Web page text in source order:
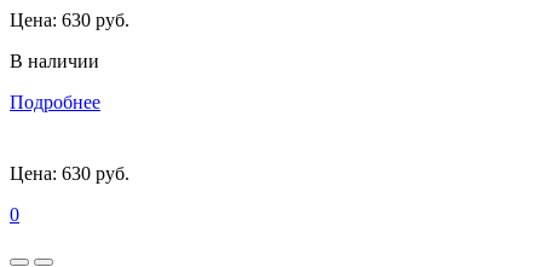
Цена: 630 руб.
В наличии
Подробнее
Цена: 630 руб.
0